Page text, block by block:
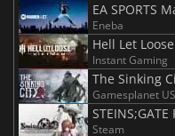
EA SPORTS
Eneba
Hell Let
Instant Gaming
The Sinking
Gamesplanet US
STEINS;GATE
Steam